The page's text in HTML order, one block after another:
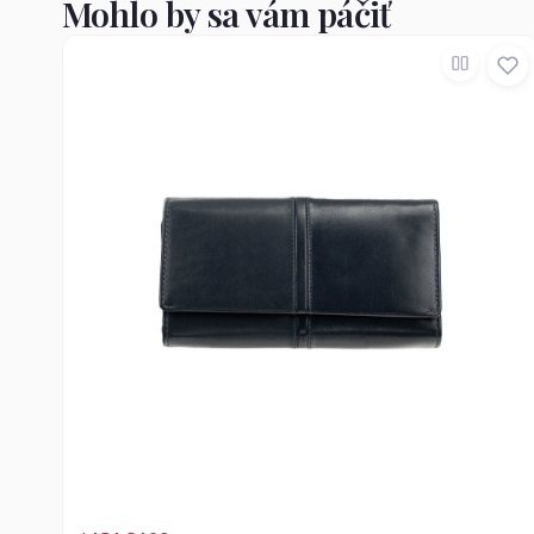
Mohlo by sa vám páčiť